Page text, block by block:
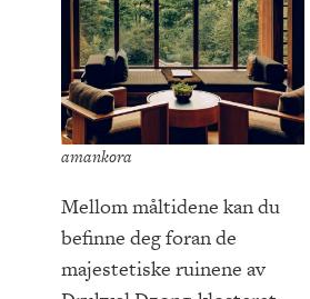
amankora
Mellom måltidene kan du
befinne deg foran de
majestetiske ruinene av